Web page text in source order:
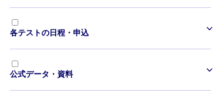
各テストの日程・申込
公式データ・資料